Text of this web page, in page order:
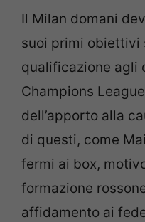
Il Milan domani
suoi primi obiettivi
qualificazione agli
Champions
dell’apporto alla
di questi, come
fermi ai box,
formazione
affidamento ai